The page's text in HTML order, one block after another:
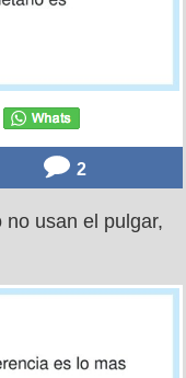
2
usan el pulgar,